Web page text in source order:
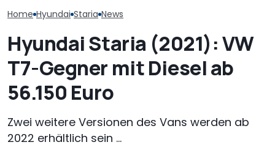
Home Hyundai Staria News
Hyundai Staria (2021): VW
T7-Gegner mit Diesel ab
56.150 Euro
Zwei weitere Versionen des Vans werden ab
2022 erhältlich sein ...